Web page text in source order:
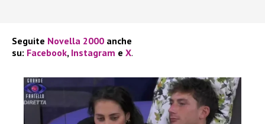
Seguite Novella 2000 anche
su: Facebook, Instagram e X.